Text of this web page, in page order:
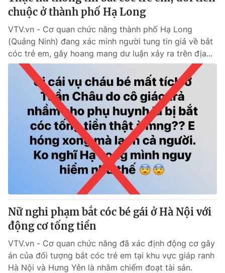
chuộc ở thành phố Hạ Long
VTV.vn - Cơ quan chức năng thành phố Hạ Long
(Quảng Ninh) đang xác minh người tung tin giả về bắt
cóc trẻ em, gây hoang mang dư luận xảy ra trên địa...
Nữ nghi phạm bắt cóc bé gái ở Hà Nội với
động cơ tống tiền
VTV.vn - Cơ quan chức năng đã xác định động cơ gây
án của đối tượng bắt cóc trẻ em tại khu vực giáp ranh
Hà Nội và Hưng Yên là nhằm chiếm đoạt tài sản.